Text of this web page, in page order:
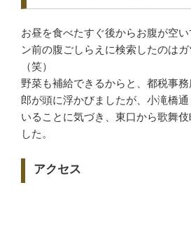
お昼を食べたすぐ後からお腹が空
ン前の腹ごしらえに検索したのは
（笑）
野菜も補給できるからと、都税事
郎が頭に浮かびましたが、小滝橋
いることに気づき、東口から歌舞
した。
アクセス